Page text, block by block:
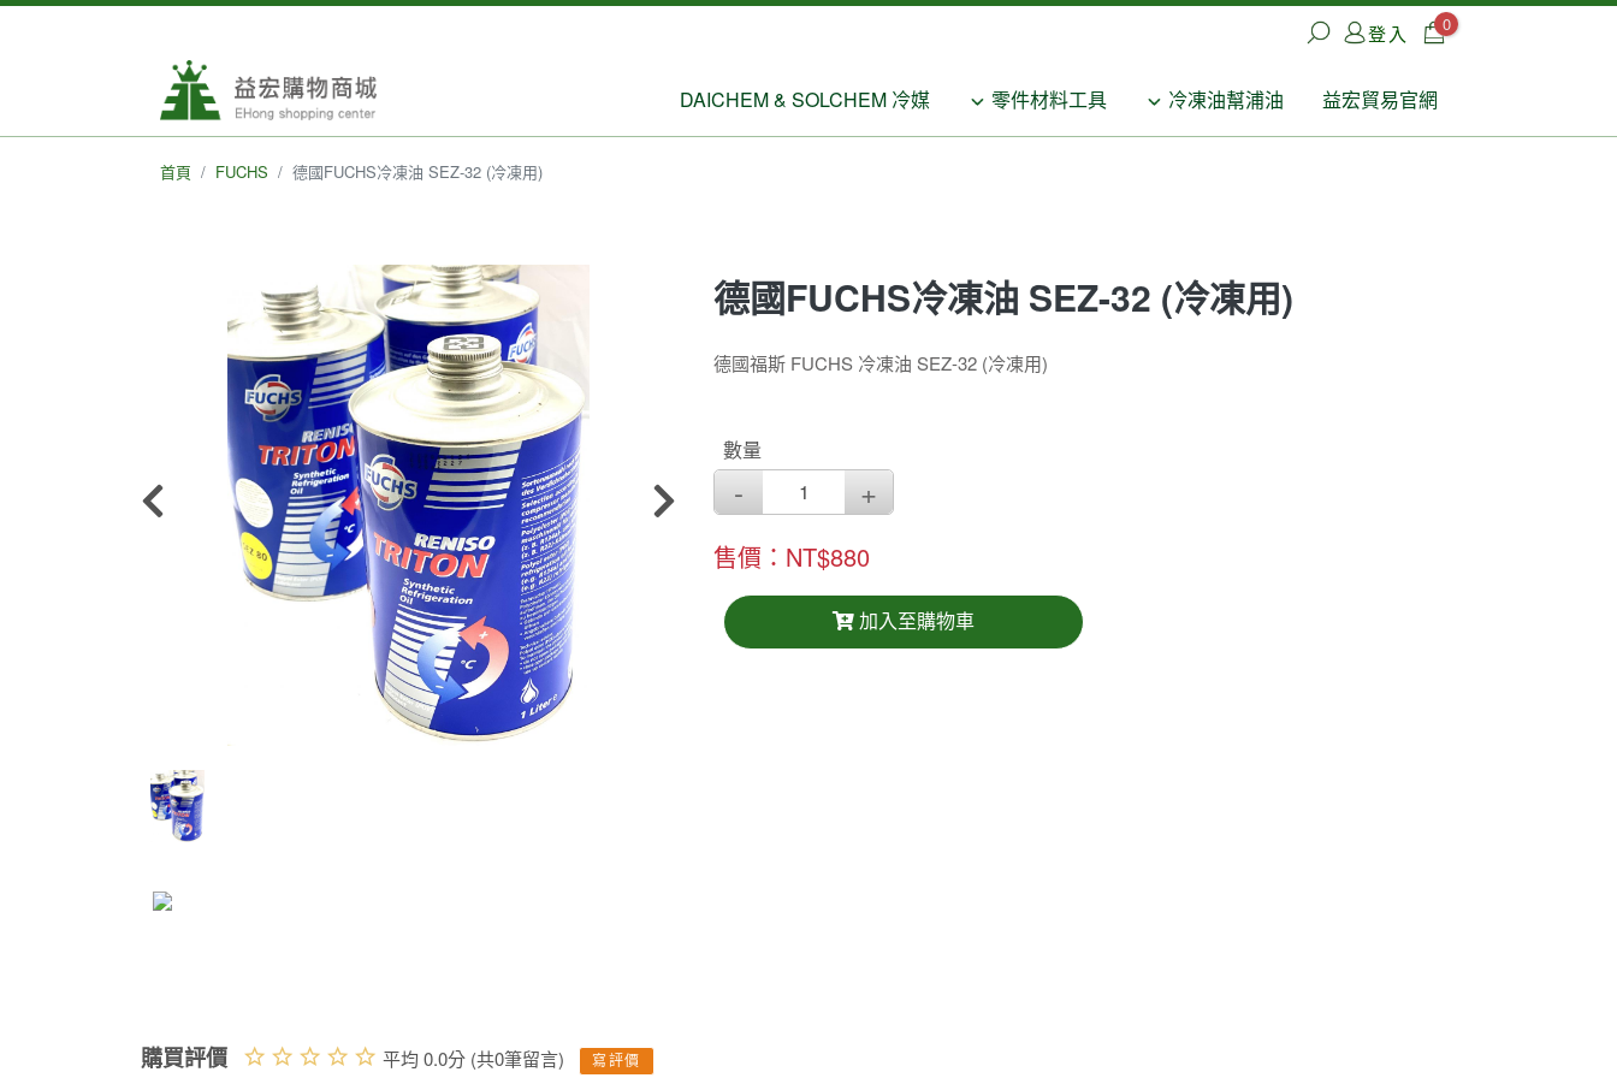
登入 0
DAICHEM & SOLCHEM 冷媒 零件材料工具 冷凍油幫浦油 益宏貿易官網
首頁 FUCHS 德國FUCHS冷凍油 SEZ-32 (冷凍用)
德國FUCHS冷凍油 SEZ-32 (冷凍用)
德國福斯 FUCHS 冷凍油 SEZ-32 (冷凍用)
數量
售價：NT$880
加入至購物車
購買評價 平均 0.0分 (共0筆留言) 寫評價